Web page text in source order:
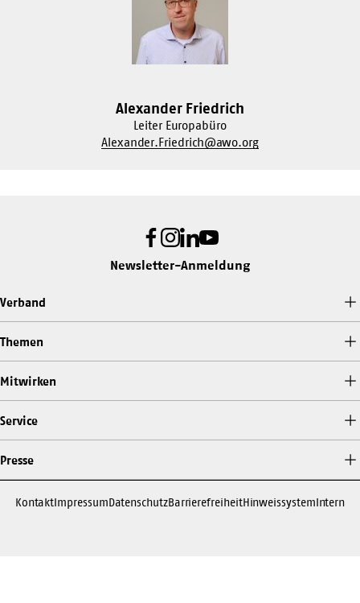
Alexander Friedrich
Leiter Europabüro
Alexander.Friedrich@awo.org
Facebook
Instagram
LinkedIn
Youtube
Newsletter-Anmeldung
Verband
Themen
Mitwirken
Service
Presse
KontaktImpressumDatenschutzBarrierefreiheitHinweissystemIntern